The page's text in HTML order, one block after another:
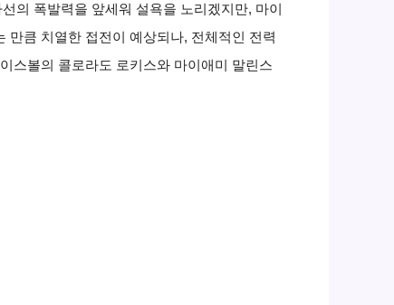
의 폭발력을 앞세워 설욕을 노리겠지만, 마이
만큼 치열한 접전이 예상되나, 전체적인 전력
스볼의 콜로라도 로키스와 마이애미 말린스